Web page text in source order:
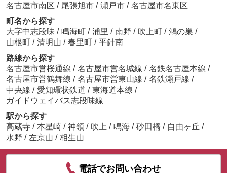
名古屋市南区 / 尾張旭市 / 瀬戸市 / 名古屋市名東区
町名から探す
大字中志段味 / 鳴海町 / 浦里 / 南野 / 吹上町 / 鴻の巣 /
山根町 / 清明山 / 春里町 / 平針南
路線から探す
名古屋市営桜通線 / 名古屋市営名城線 / 名鉄名古屋本線 /
名古屋市営鶴舞線 / 名古屋市営東山線 / 名鉄瀬戸線 /
中央線 / 愛知環状鉄道 / 東海道本線 /
ガイドウェイバス志段味線
駅から探す
高蔵寺 / 本星崎 / 神領 / 吹上 / 鳴海 / 砂田橋 / 自由ヶ丘 /
水野 / 左京山 / 相生山
電話でお問い合わせ